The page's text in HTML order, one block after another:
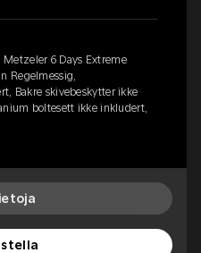
6 Days Extreme
Regelmessig,
Bakre skivebeskytter ikke
boltesett ikke inkludert,